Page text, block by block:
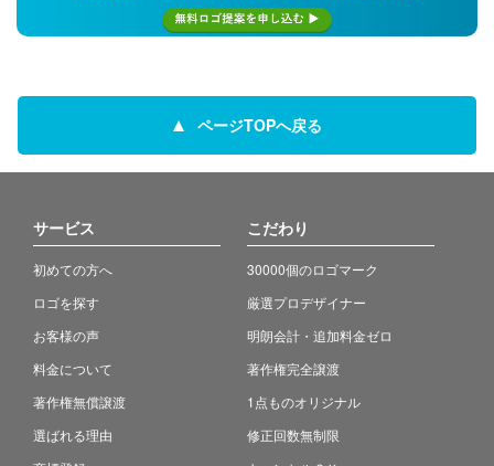
ページTOPへ戻る
サービス
初めての方へ
ロゴを探す
お客様の声
料金について
著作権無償譲渡
選ばれる理由
こだわり
30000個のロゴマーク
厳選プロデザイナー
明朗会計・追加料金ゼロ
著作権完全譲渡
1点ものオリジナル
修正回数無制限